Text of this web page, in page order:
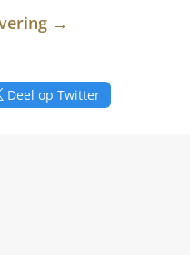
→
Deel op Twitter